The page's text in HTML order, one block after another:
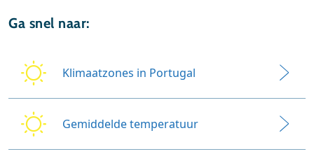
Ga snel naar:
Klimaatzones in Portugal
Gemiddelde temperatuur